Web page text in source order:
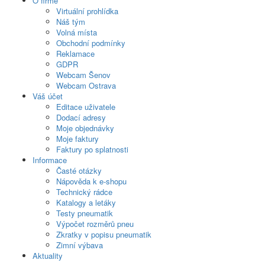
Virtuální prohlídka
Náš tým
Volná místa
Obchodní podmínky
Reklamace
GDPR
Webcam Šenov
Webcam Ostrava
Váš účet
Editace uživatele
Dodací adresy
Moje objednávky
Moje faktury
Faktury po splatnosti
Informace
Časté otázky
Nápověda k e-shopu
Technický rádce
Katalogy a letáky
Testy pneumatik
Výpočet rozměrů pneu
Zkratky v popisu pneumatik
Zimní výbava
Aktuality